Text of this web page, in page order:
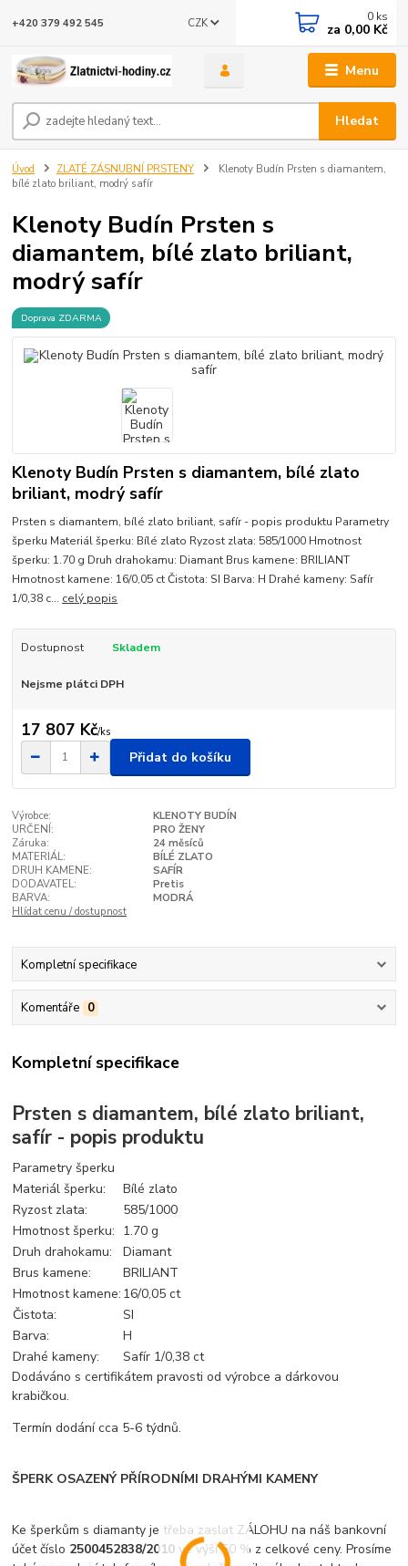
Menu
CZK
Hledat
+420 379 492 545 0 ks
za 0,00 Kč
Úvod ZLATÉ ZÁSNUBNÍ PRSTENY
Klenoty Budín Prsten s diamantem,
bílé zlato briliant, modrý safír
Klenoty Budín Prsten s
diamantem, bílé zlato briliant,
modrý safír
Doprava ZDARMA
Klenoty Budín Prsten s diamantem, bílé zlato
briliant, modrý safír
Prsten s diamantem, bílé zlato briliant, safír - popis produktu Parametry
šperku Materiál šperku: Bílé zlato Ryzost zlata: 585/1000 Hmotnost
šperku: 1.70 g Druh drahokamu: Diamant Brus kamene: BRILIANT
Hmotnost kamene: 16/0,05 ct Čistota: SI Barva: H Drahé kameny: Safír
1/0,38 c... celý popis
Dostupnost Skladem
Nejsme plátci DPH
17 807 Kč/ks
Přidat do košíku
Výrobce:
KLENOTY BUDÍN
URČENÍ:
PRO ŽENY
Záruka:
24 měsíců
MATERIÁL:
BÍLÉ ZLATO
DRUH KAMENE:
SAFÍR
DODAVATEL:
Pretis
BARVA:
MODRÁ
Hlídat cenu / dostupnost
Kompletní specifikace
Komentáře 0
Kompletní specifikace
Prsten s diamantem, bílé zlato briliant,
safír - popis produktu
Parametry šperku
Materiál šperku:
Bílé zlato
Ryzost zlata:
585/1000
Hmotnost šperku: 1.70 g
Druh drahokamu:
Diamant
Brus kamene:
BRILIANT
Hmotnost kamene: 16/0,05 ct
Čistota:
SI
Barva:
H
Drahé kameny:
Safír 1/0,38 ct
Dodáváno s certifikátem pravosti od výrobce a dárkovou
krabičkou.
Termín dodání cca 5-6 týdnů.
ŠPERK OSAZENÝ PŘÍRODNÍMI DRAHÝMI KAMENY
Ke šperkům s diamanty je třeba zaslat ZÁLOHU na náš bankovní
účet číslo 2500452838/2010 ve výši 50 % z celkové ceny. Prosíme